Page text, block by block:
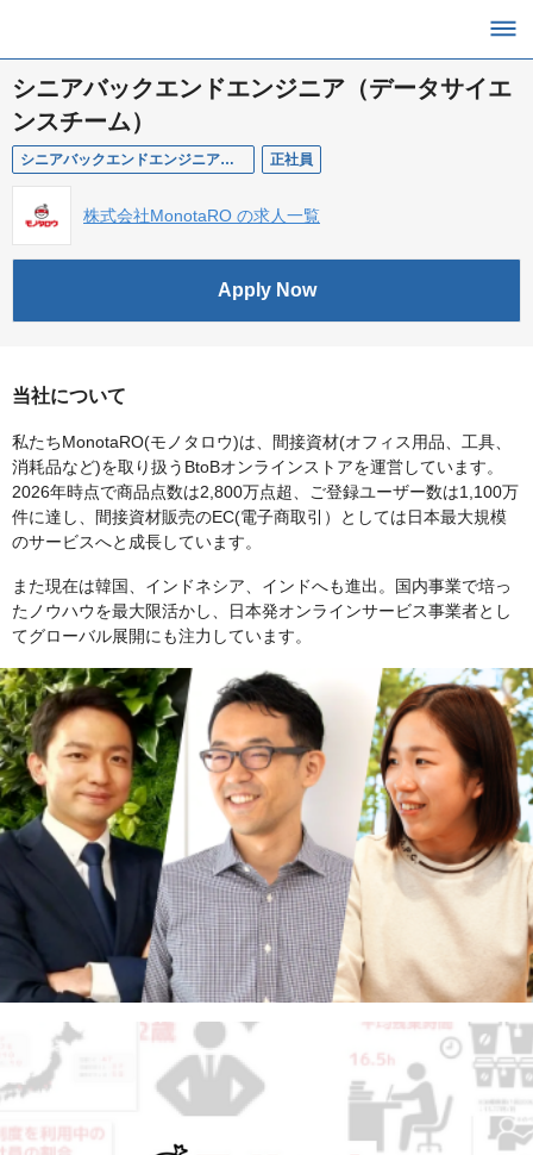
シニアバックエンドエンジニア（データサイエ
ンスチーム）
シニアバックエンドエンジニア（データサイエンスチーム） 正社員
株式会社MonotaRO の求人一覧
Apply Now
当社について
私たちMonotaRO(モノタロウ)は、間接資材(オフィス用品、工具、
消耗品など)を取り扱うBtoBオンラインストアを運営しています。
2026年時点で商品点数は2,800万点超、ご登録ユーザー数は1,100万
件に達し、間接資材販売のEC(電子商取引）としては日本最大規模
のサービスへと成長しています。
また現在は韓国、インドネシア、インドへも進出。国内事業で培っ
たノウハウを最大限活かし、日本発オンラインサービス事業者とし
てグローバル展開にも注力しています。